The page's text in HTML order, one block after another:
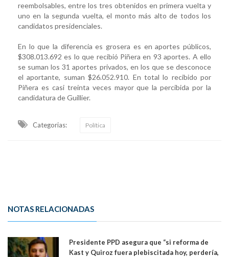
reembolsables, entre los tres obtenidos en primera vuelta y
uno en la segunda vuelta, el monto más alto de todos los
candidatos presidenciales.
En lo que la diferencia es grosera es en aportes públicos,
$308.013.692 es lo que recibió Piñera en 93 aportes. A ello
se suman los 31 aportes privados, en los que se desconoce
el aportante, suman $26.052.910. En total lo recibido por
Piñera es casi treinta veces mayor que la percibida por la
candidatura de Guillier.
Categorias: Política
NOTAS RELACIONADAS
Presidente PPD asegura que “si reforma de
Kast y Quiroz fuera plebiscitada hoy, perdería,